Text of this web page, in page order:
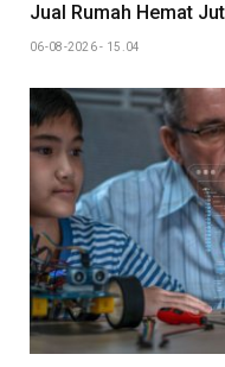
Jual Rumah Hemat
06-08-2026 - 15.04